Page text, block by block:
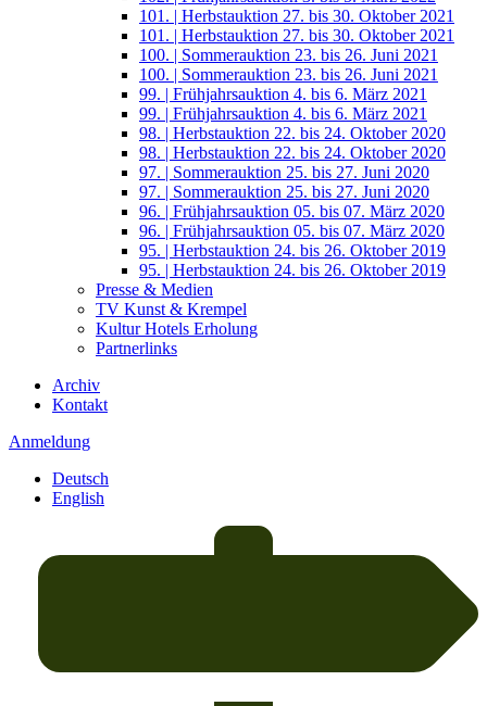
101. | Herbstauktion 27. bis 30. Oktober 2021
101. | Herbstauktion 27. bis 30. Oktober 2021
100. | Sommerauktion 23. bis 26. Juni 2021
100. | Sommerauktion 23. bis 26. Juni 2021
99. | Frühjahrsauktion 4. bis 6. März 2021
99. | Frühjahrsauktion 4. bis 6. März 2021
98. | Herbstauktion 22. bis 24. Oktober 2020
98. | Herbstauktion 22. bis 24. Oktober 2020
97. | Sommerauktion 25. bis 27. Juni 2020
97. | Sommerauktion 25. bis 27. Juni 2020
96. | Frühjahrsauktion 05. bis 07. März 2020
96. | Frühjahrsauktion 05. bis 07. März 2020
95. | Herbstauktion 24. bis 26. Oktober 2019
95. | Herbstauktion 24. bis 26. Oktober 2019
Presse & Medien
TV Kunst & Krempel
Kultur Hotels Erholung
Partnerlinks
Archiv
Kontakt
Anmeldung
Deutsch
English